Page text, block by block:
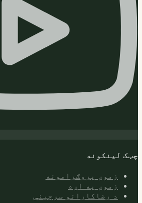
چټک لینکونه
زموږ پروګرامونه
زموږ په اړه
د رضاکارانو سرچینې